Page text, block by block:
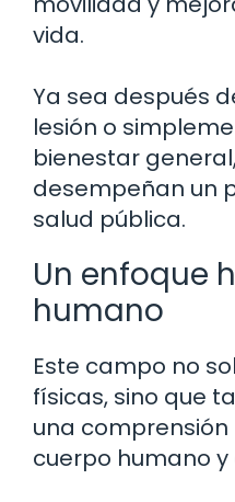
vida.
Ya sea después
lesión o
bienestar
desempeñan un
salud pública.
Un enfoque
humano
Este campo no
físicas, sino que
una
cuerpo humano